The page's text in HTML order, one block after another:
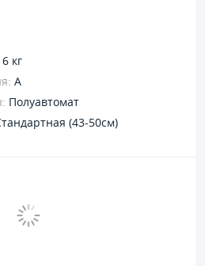
6 кг
A
Полуавтомат
(43-50см)